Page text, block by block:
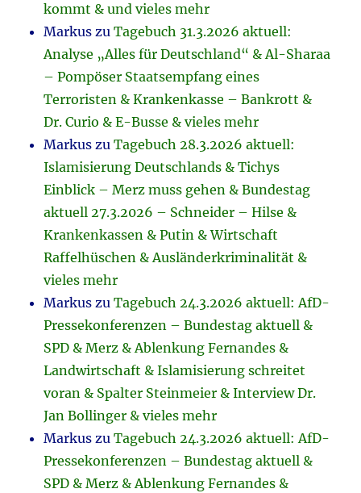
kommt & und vieles mehr
Markus zuTagebuch 31.3.2026 aktuell:
Analyse „Alles für Deutschland“ & Al-Sharaa
– Pompöser Staatsempfang eines
Terroristen & Krankenkasse – Bankrott &
Dr. Curio & E-Busse & vieles mehr
Markus zuTagebuch 28.3.2026 aktuell:
Islamisierung Deutschlands & Tichys
Einblick – Merz muss gehen & Bundestag
aktuell 27.3.2026 – Schneider – Hilse &
Krankenkassen & Putin & Wirtschaft
Raffelhüschen & Ausländerkriminalität &
vieles mehr
Markus zuTagebuch 24.3.2026 aktuell: AfD-
Pressekonferenzen – Bundestag aktuell &
SPD & Merz & Ablenkung Fernandes &
Landwirtschaft & Islamisierung schreitet
voran & Spalter Steinmeier & Interview Dr.
Jan Bollinger & vieles mehr
Markus zuTagebuch 24.3.2026 aktuell: AfD-
Pressekonferenzen – Bundestag aktuell &
SPD & Merz & Ablenkung Fernandes &